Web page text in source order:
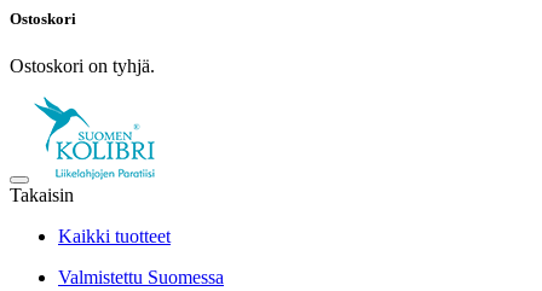
Ostoskori
Ostoskori on tyhjä.
Takaisin
Kaikki tuotteet
Valmistettu Suomessa